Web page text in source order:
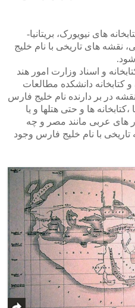
های نیویورک، بریتانیا-
نقشه های تاریخی با نام خلیج
و اسناد وزارت امور هند
کتابخانه دانشکده مطالعات
خاورشناسی لندن بیشتر از ۳۰۰ نقشه در بر دارنده نام خلیج فارس
ها و حتی هتلها و یا
عربی مانند مصر و چه
با نام خلیج فارس وجود